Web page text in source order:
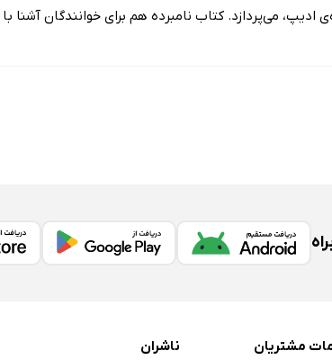
ادیپ، می‌پردازد. کتاب نامبرده هم برای خوانندگان آشنا
مشتریان
ناشران